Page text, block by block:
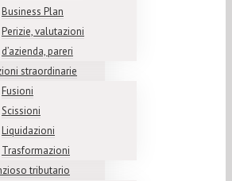
Business Plan
Perizie, valutazioni
d’azienda, pareri
straordinarie
Fusioni
Scissioni
Liquidazioni
Trasformazioni
tributario